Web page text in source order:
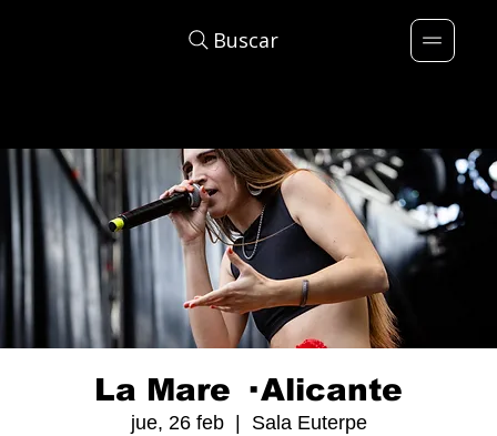
Buscar
La Mare · Alicante
jue, 26 feb
  |
Sala Euterpe